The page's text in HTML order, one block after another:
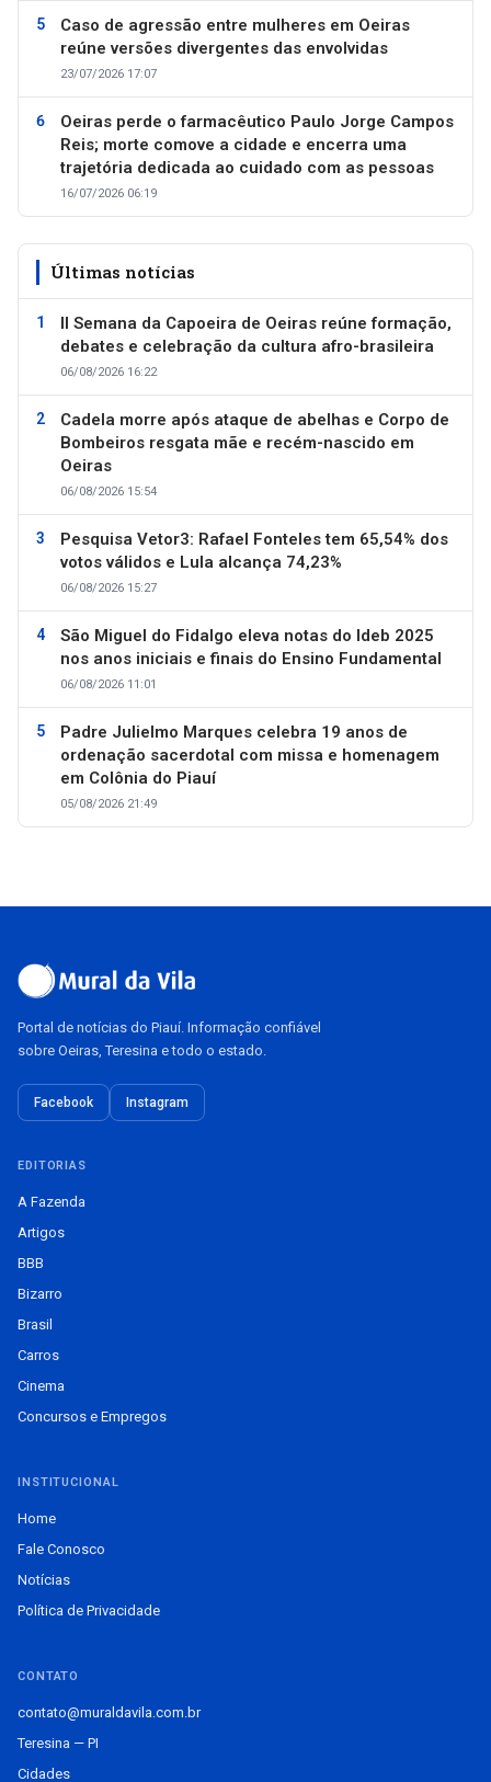
Caso de agressão entre mulheres em Oeiras
reúne versões divergentes das envolvidas
23/07/2026 17:07
Oeiras perde o farmacêutico Paulo Jorge Campos
Reis; morte comove a cidade e encerra uma
trajetória dedicada ao cuidado com as pessoas
16/07/2026 06:19
Últimas notícias
II Semana da Capoeira de Oeiras reúne formação,
debates e celebração da cultura afro-brasileira
06/08/2026 16:22
Cadela morre após ataque de abelhas e Corpo de
Bombeiros resgata mãe e recém-nascido em
Oeiras
06/08/2026 15:54
Pesquisa Vetor3: Rafael Fonteles tem 65,54% dos
votos válidos e Lula alcança 74,23%
06/08/2026 15:27
São Miguel do Fidalgo eleva notas do Ideb 2025
nos anos iniciais e finais do Ensino Fundamental
06/08/2026 11:01
Padre Julielmo Marques celebra 19 anos de
ordenação sacerdotal com missa e homenagem
em Colônia do Piauí
05/08/2026 21:49
Portal de notícias do Piauí. Informação confiável
sobre Oeiras, Teresina e todo o estado.
Facebook Instagram
EDITORIAS
A Fazenda
Artigos
BBB
Bizarro
Brasil
Carros
Cinema
Concursos e Empregos
INSTITUCIONAL
Home
Fale Conosco
Notícias
Política de Privacidade
CONTATO
contato@muraldavila.com.br
Teresina — PI
Cidades